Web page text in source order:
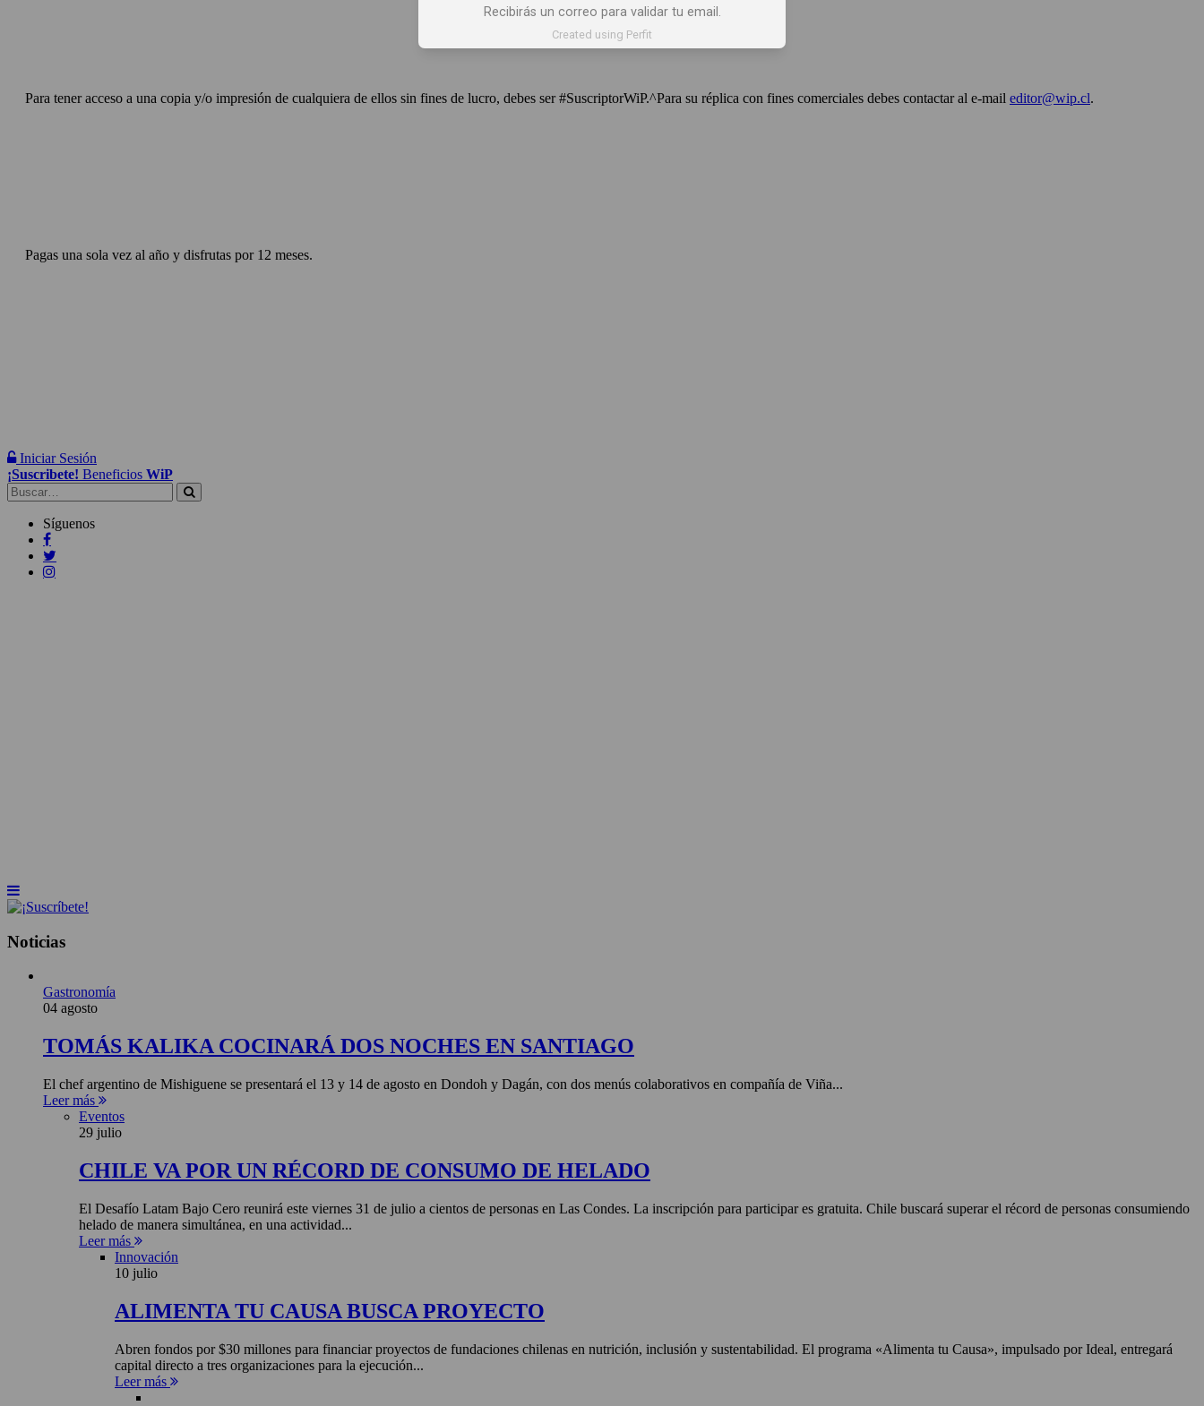
Para tener acceso a una copia y/o impresión de cualquiera de ellos sin fines de lucro, debes ser #SuscriptorWiP.^Para su réplica con fines comerciales debes contactar al e-mail editor@wip.cl.
Pagas una sola vez al año y disfrutas por 12 meses.
Iniciar Sesión
¡Suscribete! Beneficios WiP
Buscar:
Síguenos
Noticias
Gastronomía
04 agosto
TOMÁS KALIKA COCINARÁ DOS NOCHES EN SANTIAGO
El chef argentino de Mishiguene se presentará el 13 y 14 de agosto en Dondoh y Dagán, con dos menús colaborativos en compañía de Viña...
Leer más
Eventos
29 julio
CHILE VA POR UN RÉCORD DE CONSUMO DE HELADO
El Desafío Latam Bajo Cero reunirá este viernes 31 de julio a cientos de personas en Las Condes. La inscripción para participar es gratuita. Chile buscará superar el récord de personas consumiendo
helado de manera simultánea, en una actividad...
Leer más
Innovación
10 julio
ALIMENTA TU CAUSA BUSCA PROYECTO
Abren fondos por $30 millones para financiar proyectos de fundaciones chilenas en nutrición, inclusión y sustentabilidad. El programa «Alimenta tu Causa», impulsado por Ideal, entregará
capital directo a tres organizaciones para la ejecución...
Leer más
Recibirás un correo para validar tu email.
Created using Perfit